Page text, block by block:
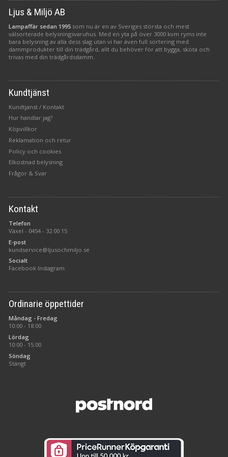
Ljus & Miljö AB
Lampaffär sedan 1995 som nu är en av Sveriges största och mest
välsorterade belysningsvaruhus. Med en yta på över 3000 kvm ryms inte
bara belysning av alla dess slag utan vi har även full sortering med
dammprodukter till din trädgård, allt du behöver för att bygga, sköta och
trivas med din trädgårdsdamm.
Kundtjänst
Kundtjänst / Kontakt
Hur handlar jag?
Köpvillkor
Reklamation och retur
Policy och cookies
Elkostnad belysning
Frågor & Svar
Kontakt
Telefon
Växel - 0454 - 32 00 15
E-post
kundservice@ljusochmiljo.se
Socialt
Facebook Instagram
Ordinarie öppettider
Måndag - Fredag
10:00 - 18:00
Lördag
10:00 - 15:00
Söndag
Stängt